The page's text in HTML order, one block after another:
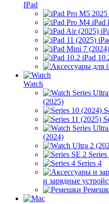
IPad
iPad
iPad
Watch
(2025)
(2024)
Series 4
и зарядные